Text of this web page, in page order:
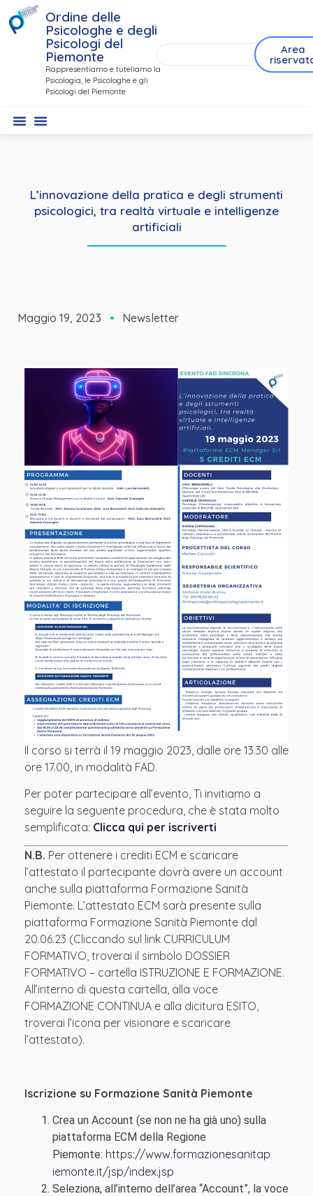
Ordine delle
Psicologhe e degli
Psicologi del
Piemonte
Rappresentiamo e tuteliamo la
Psicologia, le Psicologhe e gli
Psicologi del Piemonte
Area
L’innovazione della pratica e degli strumenti
psicologici, tra realtà virtuale e intelligenze
artificiali
Maggio 19, 2023 Newsletter
Il corso si terrà il 19 maggio 2023, dalle ore 13.30 alle
ore 17.00, in modalità FAD.
Per poter partecipare all’evento, Ti invitiamo a
seguire la seguente procedura, che è stata molto
semplificata: Clicca qui per iscriverti
N.B. Per ottenere i crediti ECM e scaricare
l’attestato il partecipante dovrà avere un account
anche sulla piattaforma Formazione Sanità
Piemonte. L’attestato ECM sarà presente sulla
piattaforma Formazione Sanità Piemonte dal
20.06.23 (Cliccando sul link CURRICULUM
FORMATIVO, troverai il simbolo DOSSIER
FORMATIVO – cartella ISTRUZIONE E FORMAZIONE.
All’interno di questa cartella, alla voce
FORMAZIONE CONTINUA e alla dicitura ESITO,
troverai l’icona per visionare e scaricare
l’attestato).
Iscrizione su Formazione Sanità Piemonte
Crea un Account (se non ne ha già uno) sulla
piattaforma ECM della Regione
Piemonte: https://www.formazionesanitap
iemonte.it/jsp/index.jsp
Seleziona, all’interno dell’area “Account”, la voce